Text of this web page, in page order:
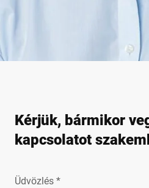
Kérjük, bármikor
kapcsolatot
Üdvözlés *